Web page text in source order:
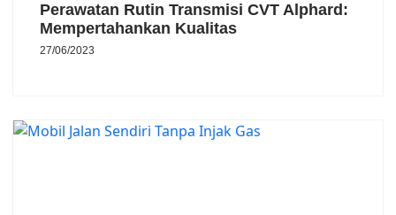
Perawatan Rutin Transmisi CVT Alphard:
Mempertahankan Kualitas
27/06/2023